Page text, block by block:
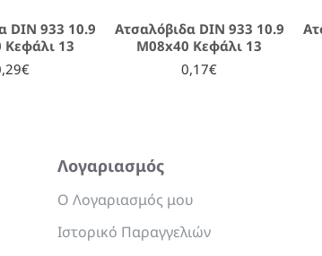
DIN 933 10.9
Κεφάλι 13
Ατσαλόβιδα DIN 933 10.9
M08x40 Κεφάλι 13
0,17€
Λογαριασμός
Ο Λογαριασμός μου
Ιστορικό Παραγγελιών